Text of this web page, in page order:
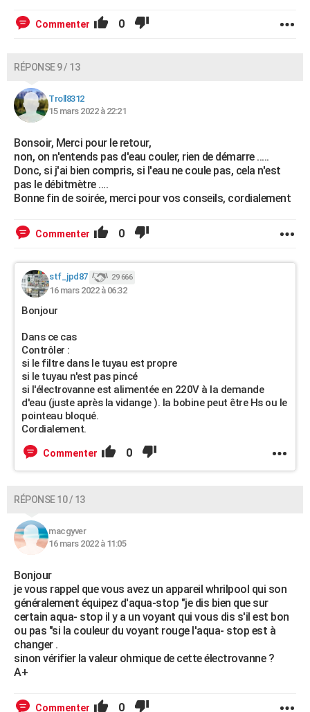
Commenter 0
RÉPONSE 9 / 13
Troll8312
15 mars 2022 à 22:21
Bonsoir, Merci pour le retour,
non, on n'entends pas d'eau couler, rien de démarre .....
Donc, si j'ai bien compris, si l'eau ne coule pas, cela n'est
pas le débitmètre ....
Bonne fin de soirée, merci pour vos conseils, cordialement
Commenter 0
stf_jpd87 29 666
16 mars 2022 à 06:32
Bonjour
Dans ce cas
Contrôler :
si le filtre dans le tuyau est propre
si le tuyau n'est pas pincé
si l'électrovanne est alimentée en 220V à la demande
d'eau (juste après la vidange ). la bobine peut être Hs ou le
pointeau bloqué.
Cordialement.
Commenter 0
RÉPONSE 10 / 13
macgyver
16 mars 2022 à 11:05
Bonjour
je vous rappel que vous avez un appareil whrilpool qui son
généralement équipez d'aqua-stop "je dis bien que sur
certain aqua- stop il y a un voyant qui vous dis s'il est bon
ou pas "si la couleur du voyant rouge l'aqua- stop est à
changer .
sinon vérifier la valeur ohmique de cette électrovanne ?
A+
Commenter 0